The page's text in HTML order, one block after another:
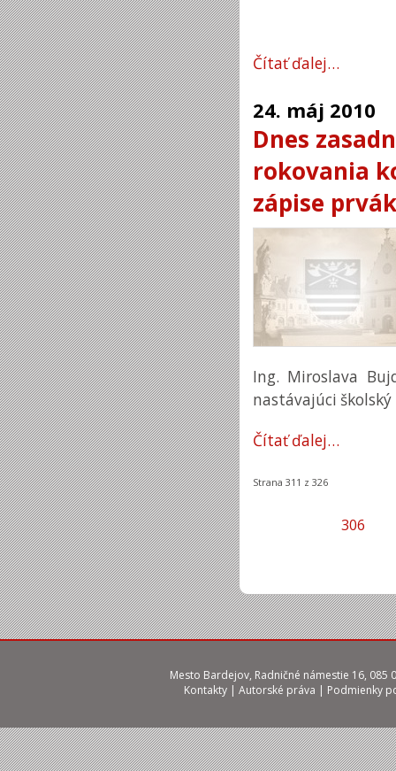
Čítať ďalej…
24. máj 2010
Dnes
rokovania
zápise
Ing. Miroslava
nastávajúci
Čítať ďalej…
Strana 311 z 326
306
Mesto Bardejov, Radničné námestie 16, 085
Kontakty | Autorské práva | Podmienky